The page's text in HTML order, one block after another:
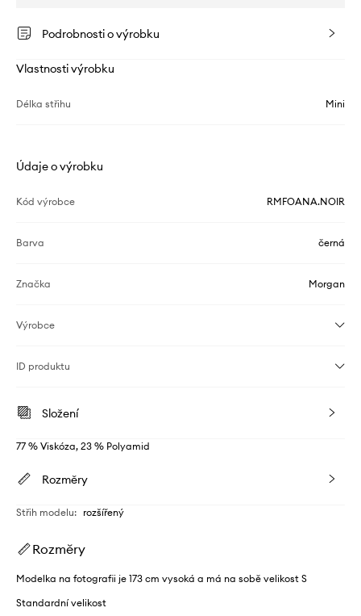
Podrobnosti o výrobku
Vlastnosti výrobku
Délka střihu Mini
Údaje o výrobku
Kód výrobce RMFOANA.NOIR
Barva černá
Značka Morgan
Výrobce
ID produktu
Složení
77 % Viskóza, 23 % Polyamid
Rozměry
Střih modelu: rozšířený
Rozměry
Modelka na fotografii je 173 cm vysoká a má na sobě velikost S
Standardní velikost